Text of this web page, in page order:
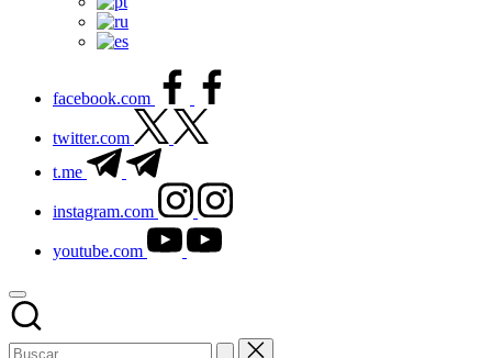
facebook.com
twitter.com
t.me
instagram.com
youtube.com